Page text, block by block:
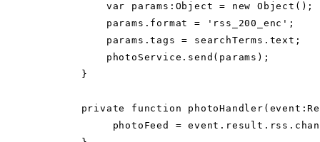
                var params:Object = new Object();
                params.format = 'rss_200_enc';
                params.tags = searchTerms.text;
                photoService.send(params);
            }
private function
photoFeed =